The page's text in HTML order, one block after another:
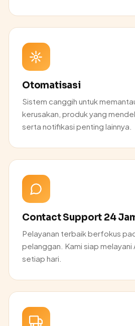
Otomatisasi
Sistem canggih untuk
kerusakan, produk yang
serta notifikasi penting lainnya.
Contact Support 24
Pelayanan terbaik berfokus
pelanggan. Kami siap melayani
setiap hari.